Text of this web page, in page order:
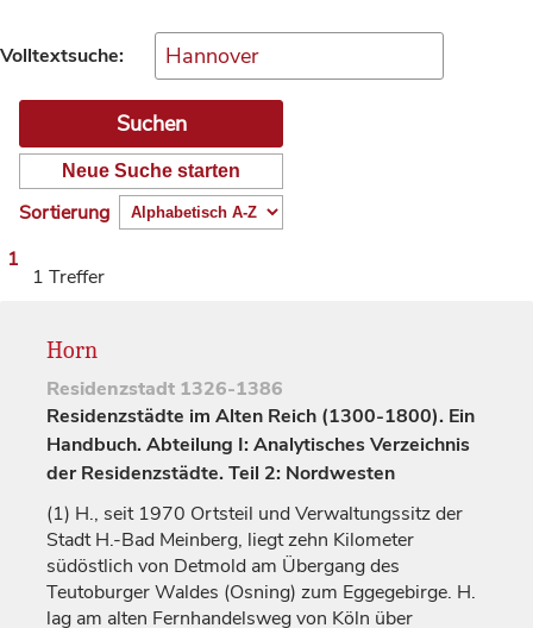
Volltextsuche:
Neue Suche starten
Sortierung
1
1 Treffer
Horn
Residenzstadt 1326-1386
Residenzstädte im Alten Reich (1300-1800). Ein
Handbuch. Abteilung I: Analytisches Verzeichnis
der Residenzstädte. Teil 2: Nordwesten
(1) H., seit 1970 Ortsteil und Verwaltungssitz der
Stadt H.-Bad Meinberg, liegt zehn Kilometer
südöstlich von Detmold am Übergang des
Teutoburger Waldes (Osning) zum Eggegebirge. H.
lag am alten Fernhandelsweg von Köln über